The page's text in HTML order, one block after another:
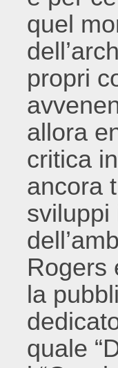
quel
propri
allora
critica
ancora
sviluppi
Rogers
la
quale